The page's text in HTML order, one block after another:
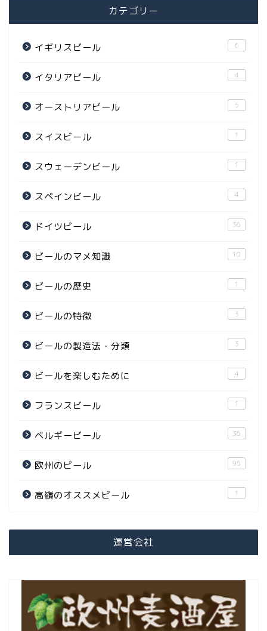
カテゴリー
イギリスビール 6
イタリアビール 4
オーストリアビール 5
スイスビール 1
スウェーデンビール 1
スペインビール 4
ドイツビール 36
ビールのマメ知識 10
ビールの歴史 1
ビールの特徴 3
ビールの製造法・分類 3
ビールを楽しむために 4
フランスビール 1
ベルギービール 36
欧州のビール 95
高嶺のオススメビール 1
運営会社